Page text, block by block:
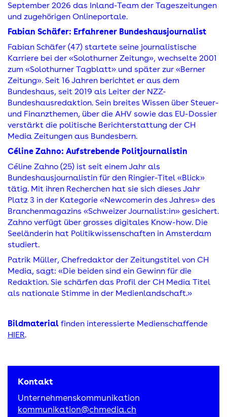
September 2026 das Inland-Team der Tageszeitungen
und zugehörigen Onlineportale.
Fabian Schäfer: Erfahrener Bundeshausjournalist
Fabian Schäfer (47) startete seine journalistische
Karriere bei der «Solothurner Zeitung», wechselte 2001
zum «Solothurner Tagblatt» und später zur «Berner
Zeitung». Seit 16 Jahren berichtet er aus dem
Bundeshaus, seit 2019 als Leiter der NZZ-
Bundeshausredaktion. Sein breites Wissen über Steuer-
und Finanzthemen, über die AHV sowie das EU-Dossier
verstärkt die politische Berichterstattung der CH
Media Zeitungen aus Bundesbern.
Céline Zahno: Aufstrebende Politjournalistin
Céline Zahno (25) ist seit einem Jahr als
Bundeshausjournalistin für den Ringier-Titel «Blick»
tätig. Mit ihren Recherchen hat sie sich dieses Jahr
Platz 3 in der Kategorie «Newcomerin des Jahres» des
Branchenmagazins «Schweizer Journalist:in» gesichert.
Zahno verfügt über grosses digitales Know-how. Die
Seeländerin hat Politikwissenschaften in Amsterdam
studiert.
Patrik Müller, Chefredaktor der Zeitungstitel von CH
Media, sagt: «Die beiden sind ein Gewinn für die
Redaktion. Sie schärfen das Profil der CH Media Titel
als nationale Stimme in der Medienlandschaft.»
Bildmaterial finden interessierte Medienschaffende
HIER.
Kontakt
Unternehmenskommunikation
kommunikation@chmedia.ch